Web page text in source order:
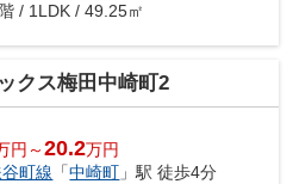
/ 1LDK / 49.25㎡
クス梅田中崎町2
円～20.2万円
町線 「中崎町 」駅 徒歩4分